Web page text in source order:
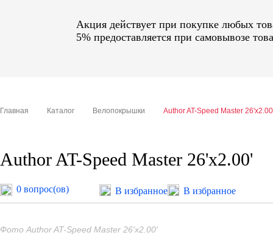
Акция действует при покупке любых
5% предоставляется при самовывозе
Главная Каталог Велопокрышки Author AT-Speed Master
Author AT-Speed Master 26'x2.00'
0 вопрос(ов) В избранное В избранное
Фото Author AT-Speed Master 26'x2.00'